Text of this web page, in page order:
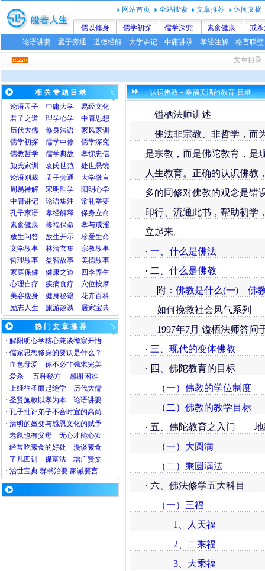
网站首页 全站搜索 文章推荐 休闲文摘
儒以修身 儒学初探 儒学深究 素食健康
戒
论语讲要
孟子旁通 道德经解 大学讲记 中庸讲录 孝经注解 格言联璧
文章目
相 关 专 题 目 录
论语孟子 中庸大学
易经文化
君子之道
理学心学
中庸思想
历代大儒
修身法语
家风家训
儒学初探
儒学中修
儒学深究
儒教哲学
儒学典故
孝悌忠信
颜氏家训
袁氏世范
处世悬镜
论语别裁
孟子旁通
大学微言
周易禅解
宋明理学
阳明心学
中庸讲记
论语集注
常礼举要
孔子家语
孝经解释
保身立命
素食健康
修福保命
孝与戒淫
放生问答
放生开示
珍爱生命
文学故事
林清玄集
宗教故事
哲理故事
益智故事
美德故事
家庭保健
健康之道
四季养生
心理自疗 疾病食疗 穴位按摩
美容瘦身 健身秘籍 花卉百科
励志人生
旅游趣谈 居家宝典
热 门 文 章 推 荐
· 解阳明心学核心兼谈禅宗开悟
· 儒家思想修身的要诀是什么？
· 血色母爱
你不必非强求完美
· 爱杀 五种秘方
感谢困难
· 上继往圣而起绝学
历代大儒
· 圣贤施教以孝为本
论语讲要
· 孔子批评弟子不合时宜的高尚
· 清明的嬗变与感恩文化的赋予
· 老鼠也有父母
无心才能心安
· 经常吃素食的好处
漫谈素食
· 了凡四训 保富法
增广贤文
· 治世宝典 群书治要 家诫要言
认识佛教－幸福美满的教育·目录
镒栖法师讲述
佛法非宗教、非哲学，而
是宗教，而是佛陀教育，是
人生教育。正确的认识佛教
多的同修对佛教的观念是错
印行、流通此书，帮助初学
立起来。
· 一、什么是佛法
· 二、什么是佛教
附： 佛教是什么(一)
佛
如何挽救社会风气系列
1997年7月 镒栖法师答问
· 三、现代的变体佛教
· 四、佛陀教育的目标
（一）佛教的学位制度
（二）佛教的教学目标
· 五、佛陀教育之入门——地
（一）大圆满
（二）乘圆满法
· 六、佛法修学五大科目
（一）三福
1、人天福
2、二乘福
3、大乘福